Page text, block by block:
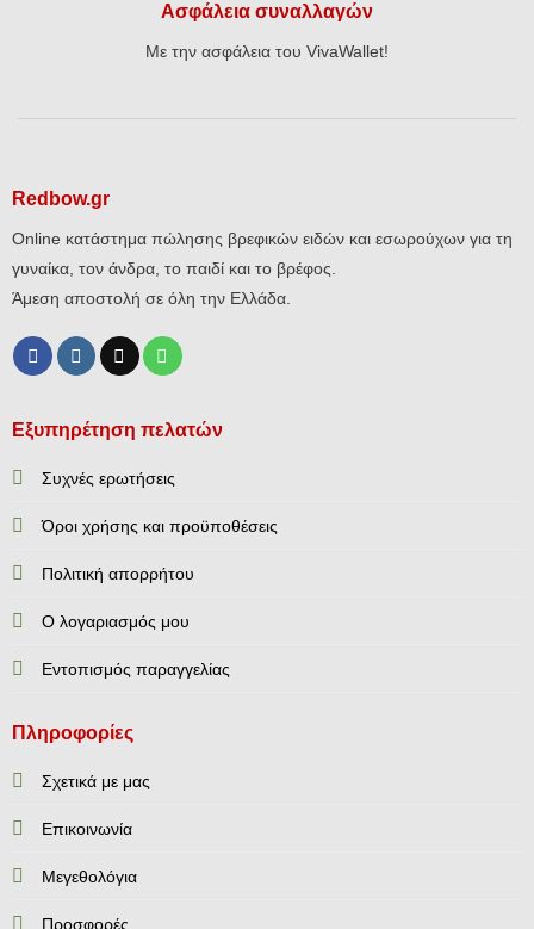
Ασφάλεια συναλλαγών
Με την ασφάλεια του VivaWallet!
Redbow.gr
Online κατάστημα πώλησης βρεφικών ειδών και εσωρούχων για τη
γυναίκα, τον άνδρα, το παιδί και το βρέφος.
Άμεση αποστολή σε όλη την Ελλάδα.
Εξυπηρέτηση πελατών
Συχνές ερωτήσεις
Όροι χρήσης και προϋποθέσεις
Πολιτική απορρήτου
Ο λογαριασμός μου
Εντοπισμός παραγγελίας
Πληροφορίες
Σχετικά με μας
Επικοινωνία
Mεγεθολόγια
Προσφορές